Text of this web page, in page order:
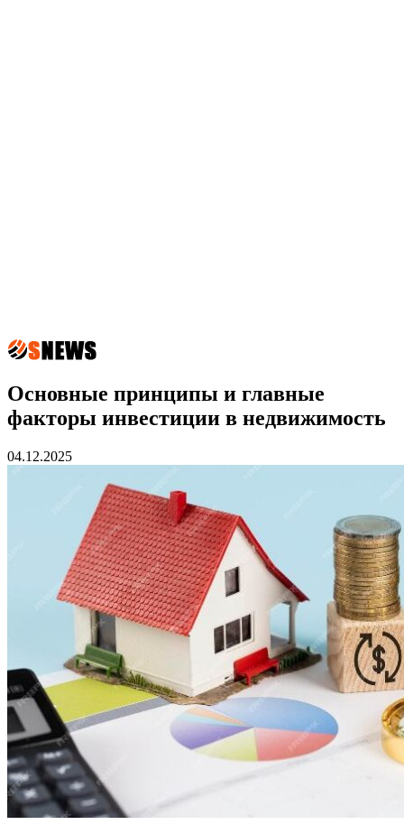
Основные принципы и главные
факторы инвестиции в недвижимость
04.12.2025